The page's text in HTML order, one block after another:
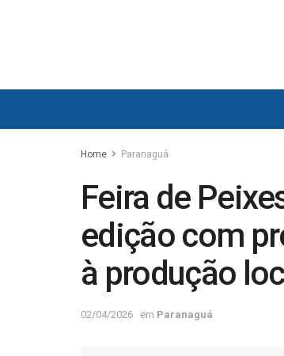
Home Paranaguá
Feira de
edição com
à produção
02/04/2026 em Paranaguá